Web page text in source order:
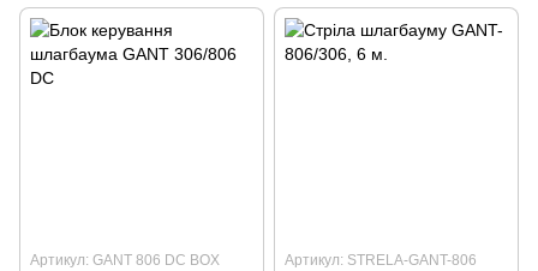
Артикул: GANT 806 DC BOX Артикул: STRELA-GANT-806